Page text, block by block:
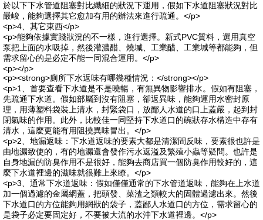
於以下下水管道阻塞對比纖細的狀況下運用，假如下水道阻塞狀況對比
嚴峻，能夠選擇其它愈加有用的辦法來進行疏通。</p>
<p>4、其它東西</p>
<p>能夠依據實踐狀況的不一樣，進行選擇。新式PVC質料，選用真空
泵把上面的水吸掉，然後灌濃醋、燒堿、工業醋、工業堿等都能夠，但
需求留心的是必定不能一同混合運用。</p>
<p></p>
<p><strong>廁所下水返味有哪幾種情況：</strong></p>
<p>1、首要查看下水道是不是曉暢，有無異物影響排水。假如有阻塞，
先疏通下水道。假如部屬到沒有阻塞，卻返異味，能夠運用水密封原
理，用薄塑料袋裝上清水，封緊袋口，放鄙人水道的口上蓋嚴，起到封
閉氣味的作用。此外，比較佳一同堅持下水道口的碗狀存水構造中存有
清水，這麼更能有用阻撓異味冒出。</p>
<p>2、地漏返味：下水道返味的要素大都是清潔間反味，要素很也許是
由地漏致使的，有的地漏還會發作污水返溢及繁殖小蟲等疑問。也許是
自身地漏的防臭作用不是很好，能夠去商店買一個防臭作用較好的，這
麼下水道裡邊的滋味就很難上來瞭。</p>
<p>3、通常下水道返味：假如僅僅通常的下水管道返味，能夠在上水道
加一個過濾的金屬網蓋，把頭發、菜渣之類較大的固體過濾出來。然後
下水道口的方位能夠用網狀的袋子，蓋鄙人水道口的方位，需求留心的
是袋子必定要固定好，不要被大流的水沖下水道裡邊。</p>